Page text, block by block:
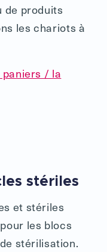
de produits
les chariots à
/ la
stériles
et stériles
les blocs
stérilisation.